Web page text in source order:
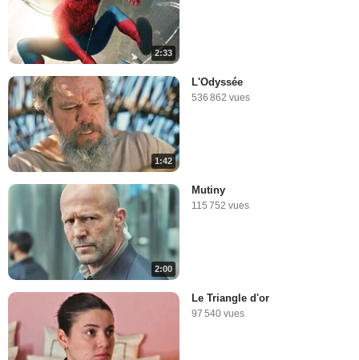
2:33
1:42
L'Odyssée
536 862 vues
2:00
Mutiny
115 752 vues
Le Triangle d'or
97 540 vues